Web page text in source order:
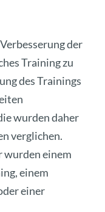
der
Training zu
des Trainings
wurden daher
verglichen.
wurden einem
einem
einer